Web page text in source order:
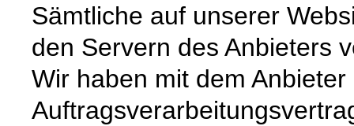
Sämtliche auf unserer
den Servern des Anbieters
Wir haben mit dem Anbieter